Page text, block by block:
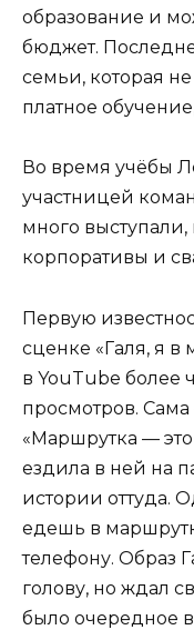
образование и
бюджет.
семьи, которая
платное
Во время учёбы
участницей
много
корпоративы и
Первую
сценке «Галя, я в
в YouTube более
просмотров. Сама
«Маршрутка —
ездила в ней на
истории оттуда.
едешь в
телефону. Образ
голову, но ждал
было очередное